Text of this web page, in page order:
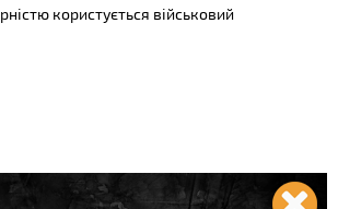
користується військовий